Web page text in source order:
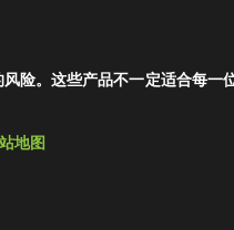
险。这些产品不一定适合每
地图